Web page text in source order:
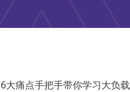
痛点手把手带你学习大负